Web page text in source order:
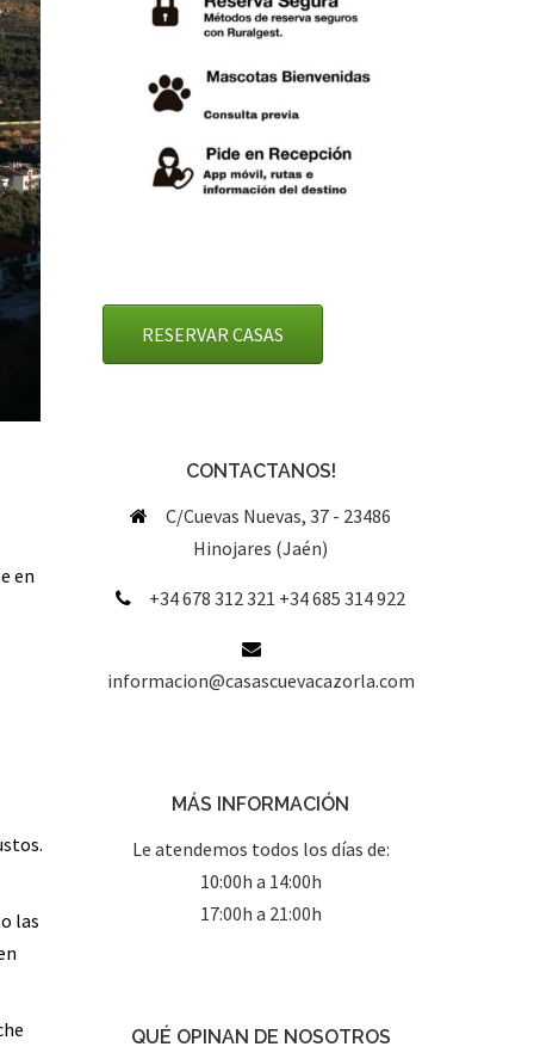
en
las
RESERVAR CASAS
CONTACTANOS!
C/Cuevas Nuevas, 37 - 23486
Hinojares (Jaén)
+34 678 312 321 +34 685 314 922
informacion@casascuevacazorla.com
MÁS INFORMACIÓN
Le atendemos todos los días de:
10:00h a 14:00h
17:00h a 21:00h
QUÉ OPINAN DE NOSOTROS